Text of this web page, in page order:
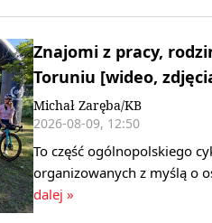
Znajomi z pracy,
Toruniu [wideo,
Michał Zaręba/KB
2026-08-09, 12:50
To część ogólnopolskiego
organizowanych z myślą o
dalej »